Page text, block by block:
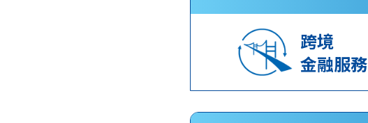
跨境
金融服務